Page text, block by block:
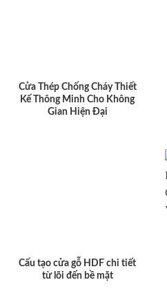
Cửa Thép Chống Cháy Thiết
Kế Thông Minh Cho Không
Gian Hiện Đại
Cấu tạo cửa gỗ HDF chi tiết
từ lõi đến bề mặt